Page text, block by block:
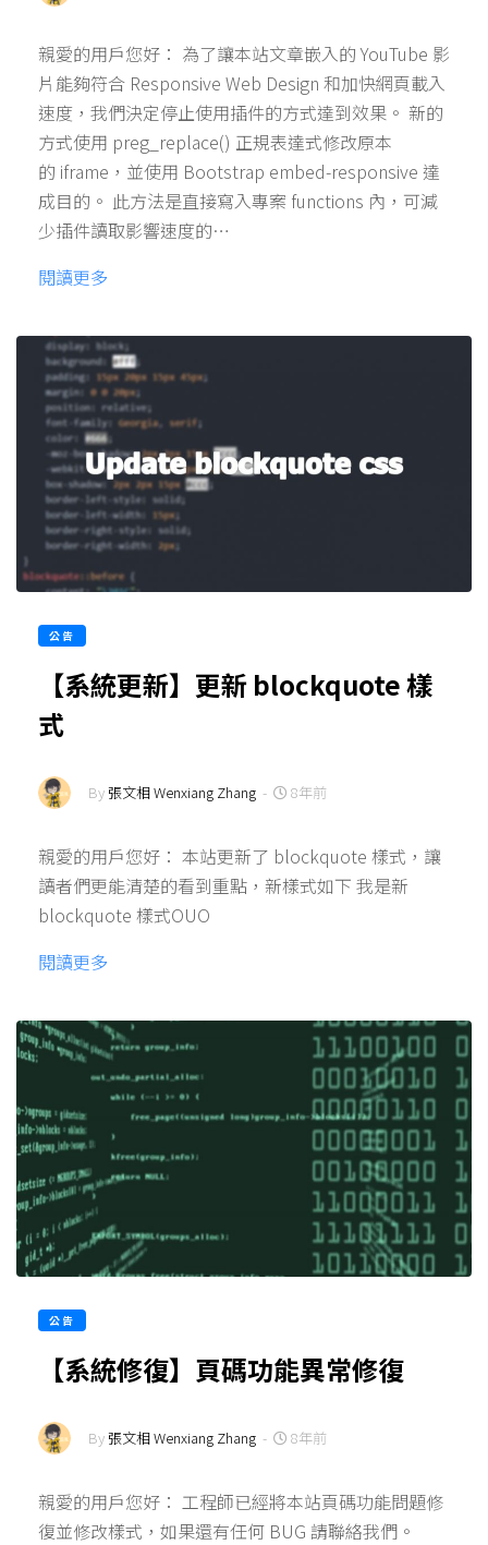
親愛的用戶您好： 為了讓本站文章嵌入的 YouTube 影
片能夠符合 Responsive Web Design 和加快網頁載入
速度，我們決定停止使用插件的方式達到效果。 新的
方式使用 preg_replace() 正規表達式修改原本
的 iframe，並使用 Bootstrap embed-responsive 達
成目的。 此方法是直接寫入專案 functions 內，可減
少插件讀取影響速度的…
閱讀更多
公告
【系統更新】更新 blockquote 樣
式
By張文相 Wenxiang Zhang - 8年前
親愛的用戶您好： 本站更新了 blockquote 樣式，讓
讀者們更能清楚的看到重點，新樣式如下 我是新
blockquote 樣式OUO
閱讀更多
公告
【系統修復】頁碼功能異常修復
By張文相 Wenxiang Zhang - 8年前
親愛的用戶您好： 工程師已經將本站頁碼功能問題修
復並修改樣式，如果還有任何 BUG 請聯絡我們。